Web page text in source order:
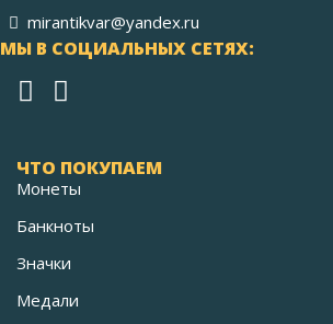
mirantikvar@yandex.ru
МЫ В СОЦИАЛЬНЫХ СЕТЯХ:
ЧТО ПОКУПАЕМ
Монеты
Банкноты
Значки
Медали